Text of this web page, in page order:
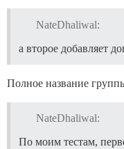
NateDhaliwal:
а второе добавляет
Полное название
NateDhaliwal:
По моим тестам,